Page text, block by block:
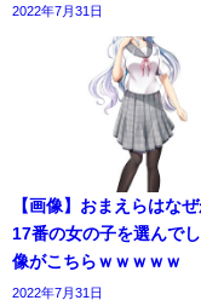
2022年7月31日
【画像】おまえらはな
17番の女の子を選んで
像がこちらｗｗｗｗｗ
2022年7月31日